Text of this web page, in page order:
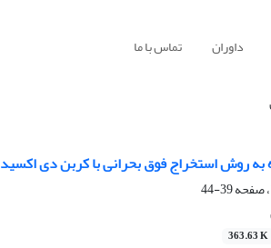
داوران تماس با ما
به روش استخراج فوق بحرانی با کربن دی اکسید
39-44
363.63 K